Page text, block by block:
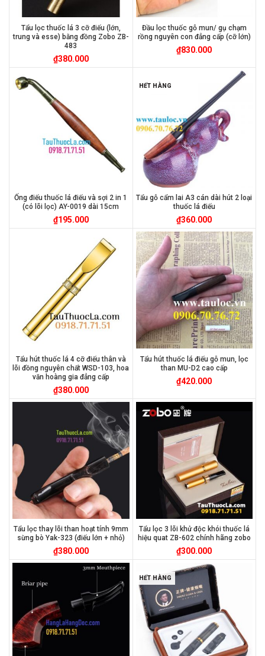
Tẩu lọc thuốc lá 3 cỡ điếu (lớn,
trung và esse) bằng đồng Zobo ZB-
483
₫380.000
Đầu lọc thuốc gỗ mun/ gụ chạm
rồng nguyên con đẳng cấp (cỡ lớn)
₫830.000
Ống điếu thuốc lá điếu và sợi 2 in 1
(có lõi lọc) AY-0019 dài 15cm
₫195.000
HẾT HÀNG
Tẩu gỗ cẩm lai A3 cán dài hút 2 loại
thuốc lá điếu
₫360.000
Tẩu hút thuốc lá 4 cỡ điếu thân và
lõi đồng nguyên chất WSD-103, hoa
văn hoàng gia đẳng cấp
₫380.000
Tẩu hút thuốc lá điếu gỗ mun, lọc
than MU-D2 cao cấp
₫420.000
Tẩu lọc thay lõi than hoạt tính 9mm
sừng bò Yak-323 (điếu lớn + nhỏ)
₫380.000
Tẩu lọc 3 lõi khử độc khói thuốc lá
hiệu quat ZB-602 chính hãng zobo
₫300.000
HẾT HÀNG